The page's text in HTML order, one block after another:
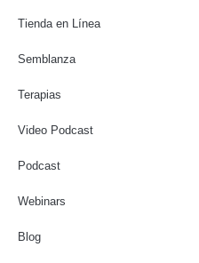
Tienda en Línea
Semblanza
Terapias
Video Podcast
Podcast
Webinars
Blog